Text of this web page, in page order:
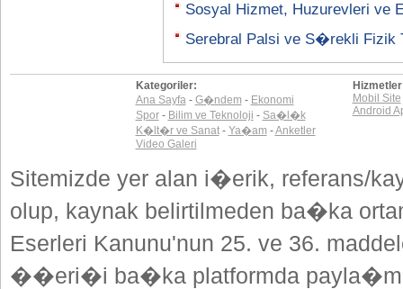
Sosyal Hizmet, Huzurevleri ve
Serebral Palsi ve S�rekli Fizik
Kategoriler:
Ana Sayfa- G�ndem - Ekonomi
Spor- Bilim ve Teknoloji - Sa�l�k
K�lt�r ve Sanat- Ya�am -Anketler
Video Galeri
Mobil Site
Android
Sitemizde yer alan i�erik, referans/
olup, kaynak belirtilmeden ba�ka
Eserleri Kanunu'nun 25. ve 36.
��eri�i ba�ka platformda